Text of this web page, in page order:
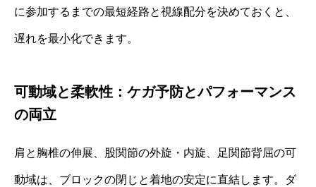
に参加するまでの最短経路と視線配分を決めておくと、
遅れを最小化できます。
可動域と柔軟性：ケガ予防とパフォーマンス
の両立
肩と胸椎の伸展、股関節の外旋・内旋、足関節背屈の可
動域は、ブロックの閉じと着地の安定に直結します。ダ